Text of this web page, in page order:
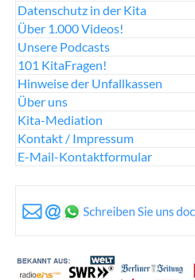
Datenschutz in der Kita
Über 1.000 Videos!
Unsere Podcasts
101 KitaFragen!
Hinweise der Unfallkassen
Über uns
Kita-Mediation
Kontakt / Impressum
E-Mail-Kontaktformular